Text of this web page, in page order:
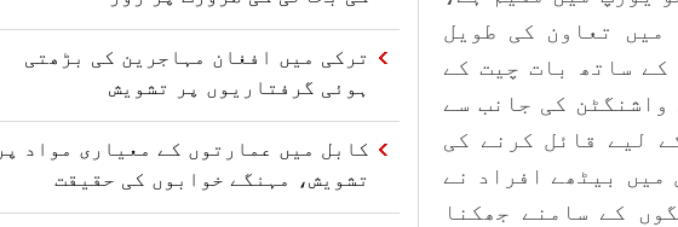
میں تعاون کی طویل
کے ساتھ بات چیت کے
واشنگٹن کی جانب سے
لیے قائل کرنے کی
میں بیٹھے افراد نے
کے سامنے جھکنا
ترکی میں افغان مہاجرین کی بڑھتی
ہوئی گرفتاریوں پر تشویش
کابل میں عمارتوں کے معیاری مواد پر
تشویش، مہنگے خوابوں کی حقیقت